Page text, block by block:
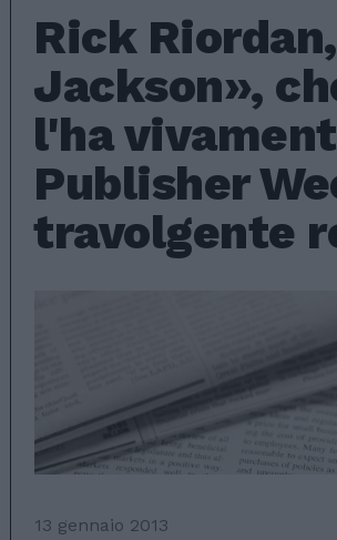
Rick
Jackson»,
l'ha
Publisher
travolgente
13 gennaio 2013